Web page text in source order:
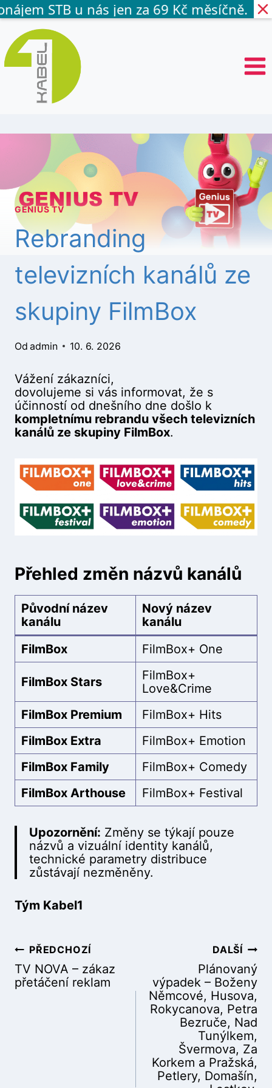
STB u nás jen za 69 Kč měsíčně.
P
e
s
t
GENIUS TV
Rebranding
televizních kanálů ze
skupiny FilmBox
Od admin 10. 6. 2026
Vážení zákazníci,
dovolujeme si vás informovat, že s
účinností od dnešního dne došlo k
kompletnímu rebrandu všech televizních
kanálů ze skupiny FilmBox.
Přehled změn názvů kanálů
Původní název
kanálu
Nový název
kanálu
FilmBox
FilmBox+ One
FilmBox Stars
FilmBox+
Love&Crime
FilmBox Premium
FilmBox+ Hits
FilmBox Extra
FilmBox+ Emotion
FilmBox Family
FilmBox+ Comedy
FilmBox Arthouse
FilmBox+ Festival
Upozornění: Změny se týkají pouze
názvů a vizuální identity kanálů,
technické parametry distribuce
zůstávají nezměněny.
Tým Kabel1
NPŘEDCHOZÍ
TV NOVA – zákaz
přetáčení reklam
DALŠÍ
Plánovaný
výpadek – Boženy
Němcové, Husova,
Rokycanova, Petra
Bezruče, Nad
Tunýlkem,
Švermova, Za
Korkem a Pražská,
Petlery, Domašín,